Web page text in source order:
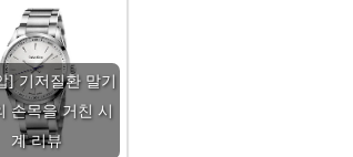
] 기저질환 말기
손목을 거친 시
계 리뷰